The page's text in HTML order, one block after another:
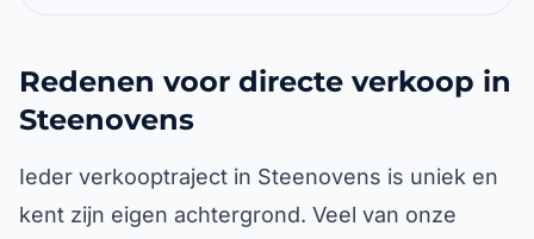
Redenen voor directe verkoop in
Steenovens
Ieder verkooptraject in Steenovens is uniek en
kent zijn eigen achtergrond. Veel van onze